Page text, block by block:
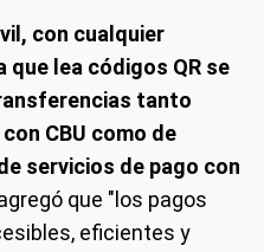
con cualquier
lea códigos QR se
tanto
CBU como de
servicios de pago con
que "los pagos
eficientes y